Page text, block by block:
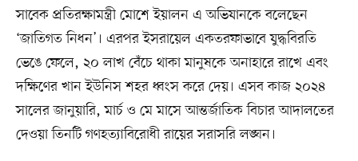
সাবেক প্রতিরক্ষামন্ত্রী মোশে ইয়ালন এ অভিযানকে বলেছেন
‘জাতিগত নিধন’। এরপর ইসরায়েল একতরফাভাবে যুদ্ধবিরতি
ভেঙে ফেলে, ২০ লাখ বেঁচে থাকা মানুষকে অনাহারে রাখে এবং
দক্ষিণের খান ইউনিস শহর ধ্বংস করে দেয়। এসব কাজ ২০২৪
সালের জানুয়ারি, মার্চ ও মে মাসে আন্তর্জাতিক বিচার আদালতের
দেওয়া তিনটি গণহত্যাবিরোধী রায়ের সরাসরি লঙ্ঘন।